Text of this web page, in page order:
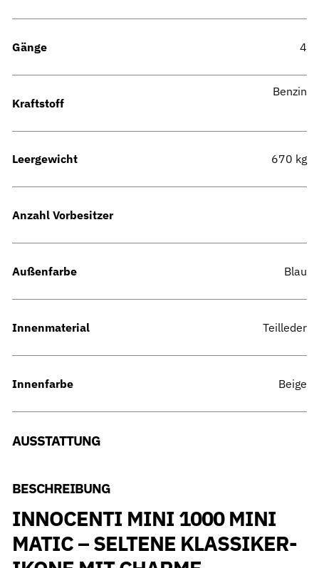
Gänge 4
Kraftstoff
Benzin
Leergewicht 670 kg
Anzahl Vorbesitzer
Außenfarbe Blau
Innenmaterial Teilleder
Innenfarbe Beige
AUSSTATTUNG
BESCHREIBUNG
INNOCENTI MINI 1000 MINI
MATIC – SELTENE KLASSIKER-